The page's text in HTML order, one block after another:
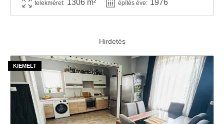
telekméret: 1306 m² építés éve: 1976